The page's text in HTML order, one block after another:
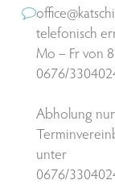
telefonisch
Mo – Fr von
0676/
Abholung
unter
0676/